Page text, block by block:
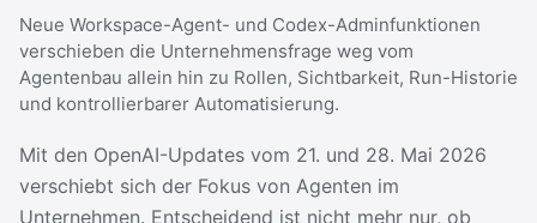
Neue Workspace-Agent- und Codex-Adminfunktionen
verschieben die Unternehmensfrage weg vom
Agentenbau allein hin zu Rollen, Sichtbarkeit, Run-Historie
und kontrollierbarer Automatisierung.
Mit den OpenAI-Updates vom 21. und 28. Mai 2026
verschiebt sich der Fokus von Agenten im
Unternehmen. Entscheidend ist nicht mehr nur, ob